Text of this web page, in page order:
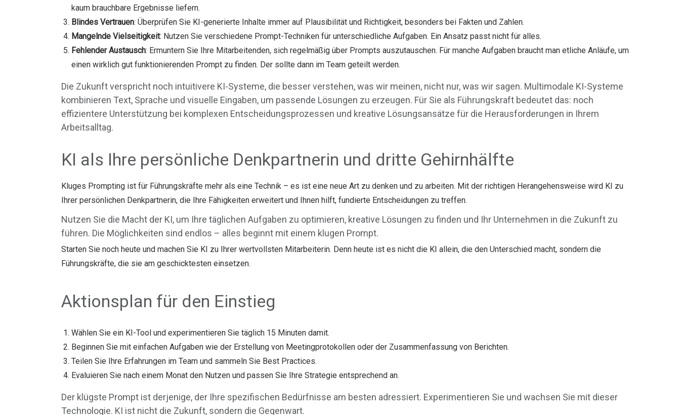
kaum brauchbare Ergebnisse liefern.
Blindes Vertrauen: Überprüfen Sie KI-generierte Inhalte immer auf Plausibilität und Richtigkeit, besonders bei Fakten und Zahlen.
Mangelnde Vielseitigkeit: Nutzen Sie verschiedene Prompt-Techniken für unterschiedliche Aufgaben. Ein Ansatz passt nicht für alles.
Fehlender Austausch: Ermuntern Sie Ihre Mitarbeitenden, sich regelmäßig über Prompts auszutauschen. Für manche Aufgaben braucht man etliche Anläufe, um
einen wirklich gut funktionierenden Prompt zu finden. Der sollte dann im Team geteilt werden.
Die Zukunft verspricht noch intuitivere KI-Systeme, die besser verstehen, was wir meinen, nicht nur, was wir sagen. Multimodale KI-Systeme
kombinieren Text, Sprache und visuelle Eingaben, um passende Lösungen zu erzeugen. Für Sie als Führungskraft bedeutet das: noch
effizientere Unterstützung bei komplexen Entscheidungsprozessen und kreative Lösungsansätze für die Herausforderungen in Ihrem
Arbeitsalltag.
KI als Ihre persönliche Denkpartnerin und dritte Gehirnhälfte
Kluges Prompting ist für Führungskräfte mehr als eine Technik – es ist eine neue Art zu denken und zu arbeiten. Mit der richtigen Herangehensweise wird KI zu
Ihrer persönlichen Denkpartnerin, die Ihre Fähigkeiten erweitert und Ihnen hilft, fundierte Entscheidungen zu treffen.
Nutzen Sie die Macht der KI, um Ihre täglichen Aufgaben zu optimieren, kreative Lösungen zu finden und Ihr Unternehmen in die Zukunft zu
führen. Die Möglichkeiten sind endlos – alles beginnt mit einem klugen Prompt.
Starten Sie noch heute und machen Sie KI zu Ihrer wertvollsten Mitarbeiterin. Denn heute ist es nicht die KI allein, die den Unterschied macht, sondern die
Führungskräfte, die sie am geschicktesten einsetzen.
Aktionsplan für den Einstieg
Wählen Sie ein KI-Tool und experimentieren Sie täglich 15 Minuten damit.
Beginnen Sie mit einfachen Aufgaben wie der Erstellung von Meetingprotokollen oder der Zusammenfassung von Berichten.
Teilen Sie Ihre Erfahrungen im Team und sammeln Sie Best Practices.
Evaluieren Sie nach einem Monat den Nutzen und passen Sie Ihre Strategie entsprechend an.
Der klügste Prompt ist derjenige, der Ihre spezifischen Bedürfnisse am besten adressiert. Experimentieren Sie und wachsen Sie mit dieser
Technologie. KI ist nicht die Zukunft, sondern die Gegenwart.